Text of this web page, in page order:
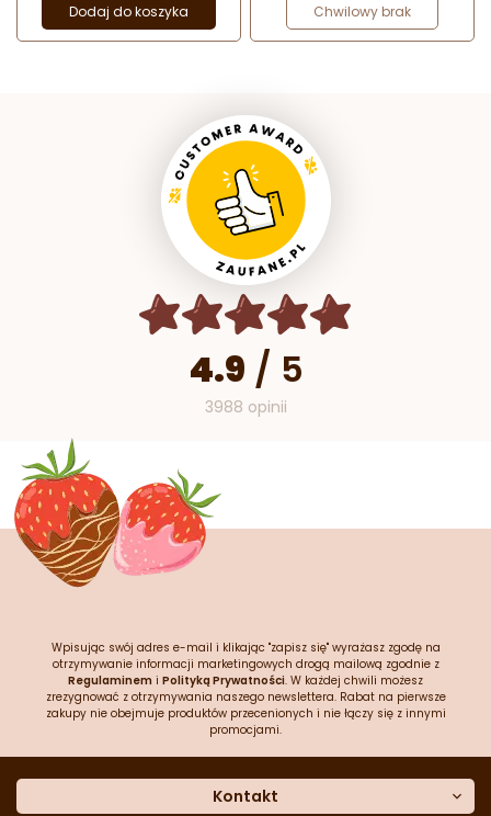
Dodaj do koszyka Chwilowy brak
4.9 / 5
3988 opinii
Wpisując swój adres e-mail i klikając "zapisz się" wyrażasz zgodę na
otrzymywanie informacji marketingowych drogą mailową zgodnie z
Regulaminem i Polityką Prywatności. W każdej chwili możesz
zrezygnować z otrzymywania naszego newslettera. Rabat na pierwsze
zakupy nie obejmuje produktów przecenionych i nie łączy się z innymi
promocjami.
Kontakt